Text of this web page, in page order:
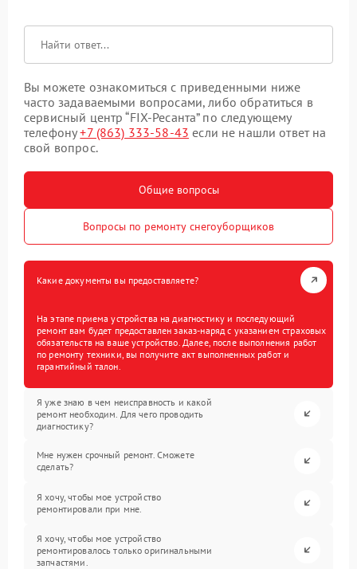
Вы можете ознакомиться с приведенными ниже
часто задаваемыми вопросами, либо обратиться в
сервисный центр “FIX-Ресанта” по следующему
телефону+7 (863) 333-58-43 если не нашли ответ на
свой вопрос.
Общие вопросы
Вопросы по ремонту снегоуборщиков
Какие документы вы предоставляете?
На этапе приема устройства на диагностику и последующий
ремонт вам будет предоставлен заказ-наряд с указанием страховых
обязательств на ваше устройство. Далее, после выполнения работ
по ремонту техники, вы получите акт выполненных работ и
гарантийный талон.
Я уже знаю в чем неисправность и какой
ремонт необходим. Для чего проводить
диагностику?
Мне нужен срочный ремонт. Сможете
сделать?
Я хочу, чтобы мое устройство
ремонтировали при мне.
Я хочу, чтобы мое устройство
ремонтировалось только оригинальными
запчастями.